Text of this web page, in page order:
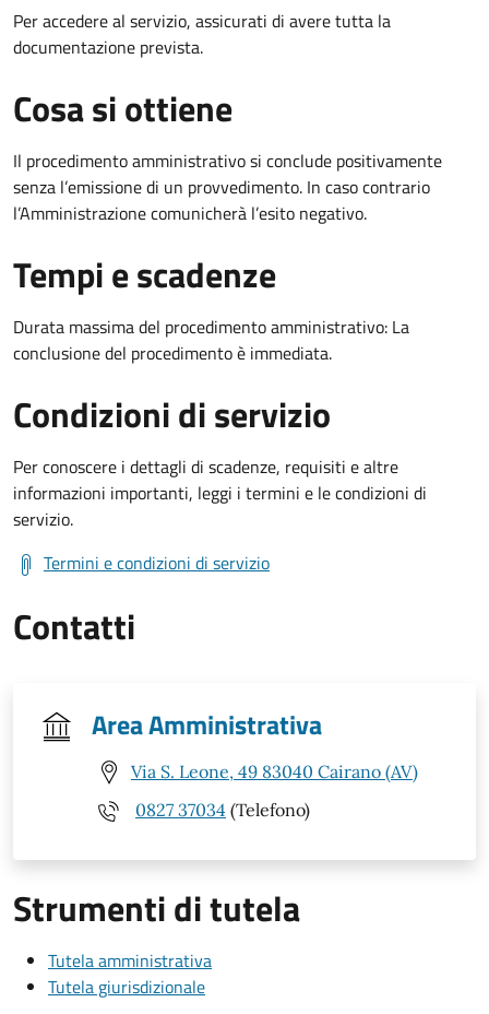
Per accedere al servizio, assicurati di avere tutta la
documentazione prevista.
Cosa si ottiene
Il procedimento amministrativo si conclude positivamente
senza l’emissione di un provvedimento. In caso contrario
l’Amministrazione comunicherà l’esito negativo.
Tempi e scadenze
Durata massima del procedimento amministrativo: La
conclusione del procedimento è immediata.
Condizioni di servizio
Per conoscere i dettagli di scadenze, requisiti e altre
informazioni importanti, leggi i termini e le condizioni di
servizio.
Termini e condizioni di servizio
Contatti
Area Amministrativa
Via S. Leone, 49 83040 Cairano (AV)
0827 37034 (Telefono)
Strumenti di tutela
Tutela amministrativa
Tutela giurisdizionale